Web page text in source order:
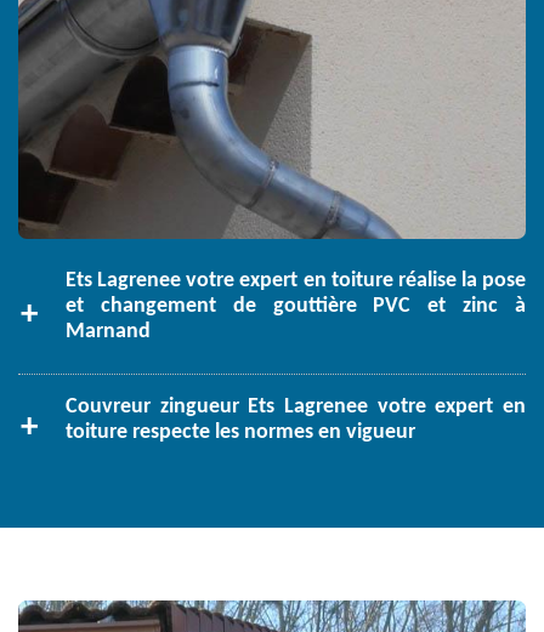
Ets Lagrenee votre expert en toiture réalise la pose
et changement de gouttière PVC et zinc à
Marnand
Couvreur zingueur Ets Lagrenee votre expert en
toiture respecte les normes en vigueur